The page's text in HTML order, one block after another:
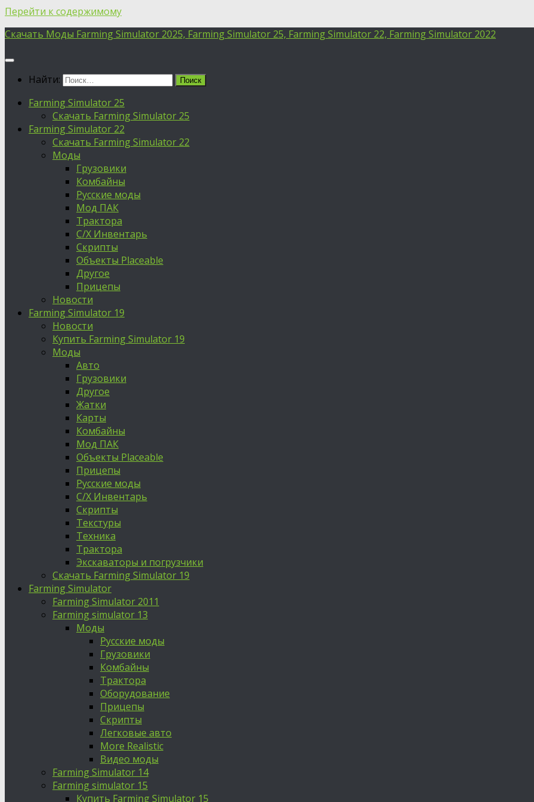
Перейти к содержимому
Скачать Моды Farming Simulator 2025, Farming Simulator 25, Farming Simulator 22, Farming Simulator 2022
Найти:
Farming Simulator 25
Скачать Farming Simulator 25
Farming Simulator 22
Скачать Farming Simulator 22
Моды
Грузовики
Комбайны
Русские моды
Мод ПАК
Трактора
С/Х Инвентарь
Скрипты
Объекты Placeable
Другое
Прицепы
Новости
Farming Simulator 19
Новости
Купить Farming Simulator 19
Моды
Авто
Грузовики
Другое
Жатки
Карты
Комбайны
Мод ПАК
Объекты Placeable
Прицепы
Русские моды
С/Х Инвентарь
Скрипты
Текстуры
Техника
Трактора
Экскаваторы и погрузчики
Скачать Farming Simulator 19
Farming Simulator
Farming Simulator 2011
Farming simulator 13
Моды
Русские моды
Грузовики
Комбайны
Трактора
Оборудование
Прицепы
Скрипты
Легковые авто
More Realistic
Видео моды
Farming Simulator 14
Farming simulator 15
Купить Farming Simulator 15